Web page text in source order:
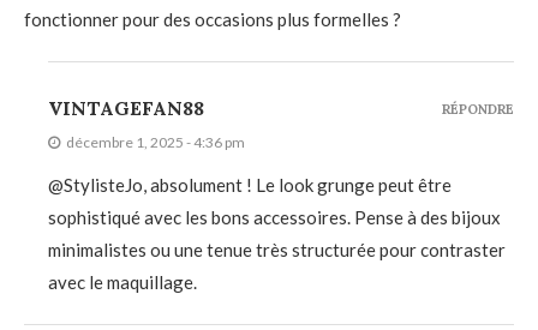
fonctionner pour des occasions plus formelles ?
VINTAGEFAN88
décembre 1, 2025 - 4:36 pm
@StylisteJo, absolument ! Le look grunge peut être
sophistiqué avec les bons accessoires. Pense à des bijoux
minimalistes ou une tenue très structurée pour contraster
avec le maquillage.
RÉPONDRE